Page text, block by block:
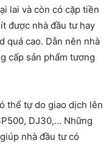
lai và còn có cặp tiền
được nhà đầu tư hay
quá cao. Dẫn nên nhà
cấp sản phẩm tương
thể tự do giao dịch lên
DJ30,… Những
nhà đầu tư có